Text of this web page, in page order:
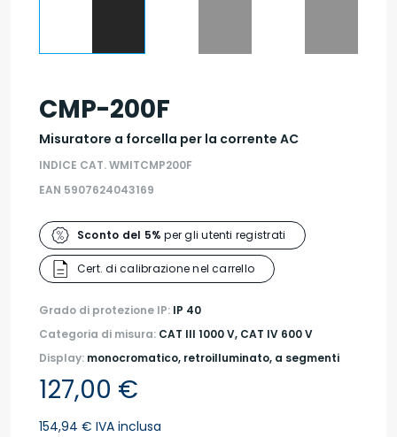
CMP-200F
Misuratore a forcella per la corrente AC
INDICE CAT. WMITCMP200F
EAN 5907624043169
Sconto del 5% per gli utenti registrati
Cert. di calibrazione nel carrello
Grado di protezione IP: IP 40
Categoria di misura: CAT III 1000 V, CAT IV 600 V
Display: monocromatico, retroilluminato, a segmenti
127,00 €
154,94 € IVA inclusa